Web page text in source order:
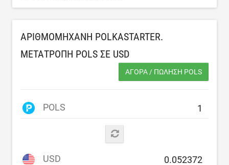
ΑΡΙΘΜΟΜΗΧΑΝΉ POLKASTARTER.
ΜΕΤΑΤΡΟΠΉ POLS ΣΕ USD
ΑΓΟΡΆ / ΠΏΛΗΣΗ POLS
POLS
USD